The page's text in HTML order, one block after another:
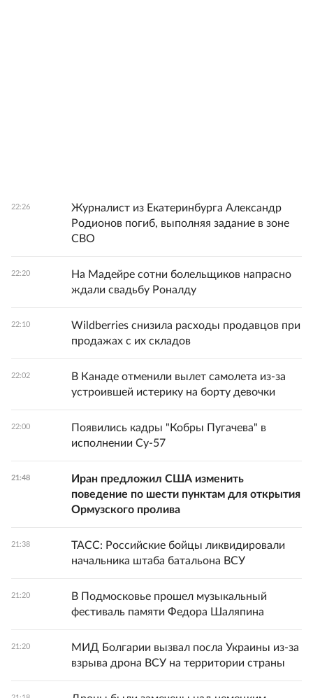
22:26
Журналист из Екатеринбурга Александр
Родионов погиб, выполняя задание в зоне
СВО
22:20
На Мадейре сотни болельщиков напрасно
ждали свадьбу Роналду
22:10
Wildberries снизила расходы продавцов при
продажах с их складов
22:02
В Канаде отменили вылет самолета из-за
устроившей истерику на борту девочки
22:00
Появились кадры "Кобры Пугачева" в
исполнении Су-57
21:48
Иран предложил США изменить
поведение по шести пунктам для открытия
Ормузского пролива
21:38
ТАСС: Российские бойцы ликвидировали
начальника штаба батальона ВСУ
21:20
В Подмосковье прошел музыкальный
фестиваль памяти Федора Шаляпина
21:20
МИД Болгарии вызвал посла Украины из-за
взрыва дрона ВСУ на территории страны